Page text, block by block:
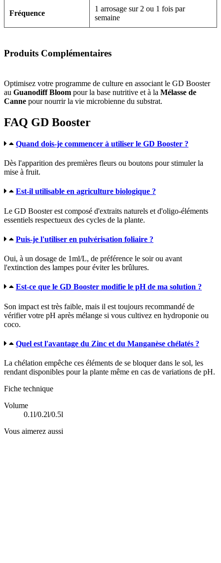
Fréquence
1 arrosage sur 2 ou 1 fois par
semaine
Produits Complémentaires
Optimisez votre programme de culture en associant le GD Booster
au Guanodiff Bloom pour la base nutritive et à la Mélasse de
Canne pour nourrir la vie microbienne du substrat.
FAQ GD Booster
Quand dois-je commencer à utiliser le GD Booster ?
Dès l'apparition des premières fleurs ou boutons pour stimuler la
mise à fruit.
Est-il utilisable en agriculture biologique ?
Le GD Booster est composé d'extraits naturels et d'oligo-éléments
essentiels respectueux des cycles de la plante.
Puis-je l'utiliser en pulvérisation foliaire ?
Oui, à un dosage de 1ml/L, de préférence le soir ou avant
l'extinction des lampes pour éviter les brûlures.
Est-ce que le GD Booster modifie le pH de ma solution ?
Son impact est très faible, mais il est toujours recommandé de
vérifier votre pH après mélange si vous cultivez en hydroponie ou
coco.
Quel est l'avantage du Zinc et du Manganèse chélatés ?
La chélation empêche ces éléments de se bloquer dans le sol, les
rendant disponibles pour la plante même en cas de variations de pH.
Fiche technique
Volume
0.1l/0.2l/0.5l
Vous aimerez aussi